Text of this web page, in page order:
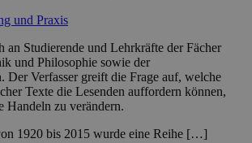
und Praxis
an Studierende und Lehrkräfte der Fächer
und Philosophie sowie der
Der Verfasser greift die Frage auf, welche
Texte die Lesenden auffordern können,
Handeln zu verändern.
1920 bis 2015 wurde eine Reihe […]